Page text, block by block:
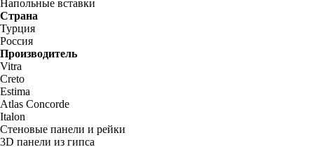
Напольные вставки
Страна
Турция
Россия
Производитель
Vitra
Creto
Estima
Atlas Concorde
Italon
Стеновые панели и рейки
3D панели из гипса